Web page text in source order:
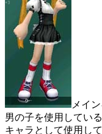
メイ
男の子を使用してい
キャラとして使用し